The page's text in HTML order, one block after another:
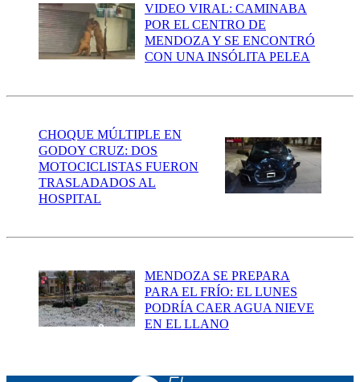
VIDEO VIRAL: CAMINABA
POR EL CENTRO DE
MENDOZA Y SE ENCONTRÓ
CON UNA INSÓLITA PELEA
CHOQUE MÚLTIPLE EN
GODOY CRUZ: DOS
MOTOCICLISTAS FUERON
TRASLADADOS AL
HOSPITAL
MENDOZA SE PREPARA
PARA EL FRÍO: EL LUNES
PODRÍA CAER AGUA NIEVE
EN EL LLANO